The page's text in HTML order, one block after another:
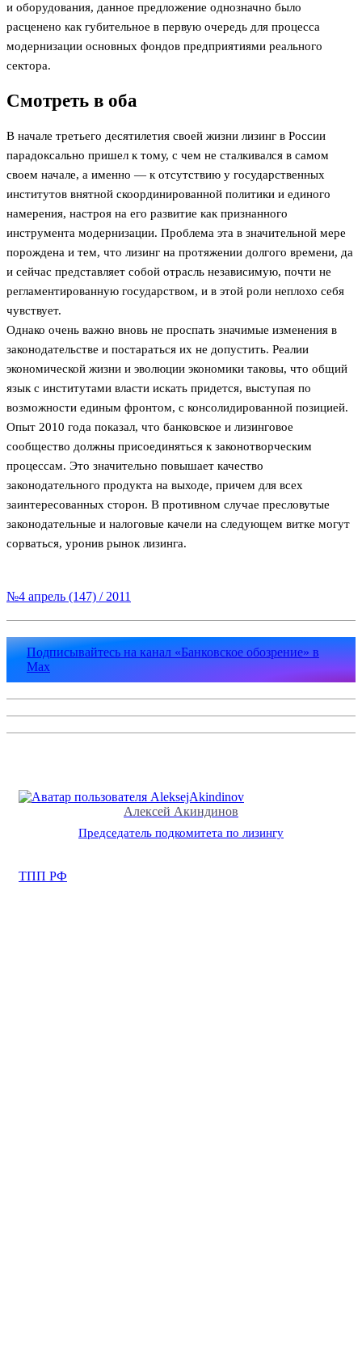
и оборудования, данное предложение однозначно было
расценено как губительное в первую очередь для процесса
модернизации основных фондов предприятиями реального
сектора.
Смотреть в оба
В начале третьего десятилетия своей жизни лизинг в России
парадоксально пришел к тому, с чем не сталкивался в самом
своем начале, а именно — к отсутствию у государственных
институтов внятной скоординированной политики и единого
намерения, настроя на его развитие как признанного
инструмента модернизации. Проблема эта в значительной мере
порождена и тем, что лизинг на протяжении долгого времени, да
и сейчас представляет собой отрасль независимую, почти не
регламентированную государством, и в этой роли неплохо себя
чувствует.
Однако очень важно вновь не проспать значимые изменения в
законодательстве и постараться их не допустить. Реалии
экономической жизни и эволюции экономики таковы, что общий
язык с институтами власти искать придется, выступая по
возможности единым фронтом, с консолидированной позицией.
Опыт 2010 года показал, что банковское и лизинговое
сообщество должны присоединяться к законотворческим
процессам. Это значительно повышает качество
законодательного продукта на выходе, причем для всех
заинтересованных сторон. В противном случае пресловутые
законодательные и налоговые качели на следующем витке могут
сорваться, уронив рынок лизинга.
№4 апрель (147) / 2011
Подписывайтесь на канал «Банковское обозрение» в
Max
Алексей Акиндинов
Председатель подкомитета по лизингу
ТПП РФ